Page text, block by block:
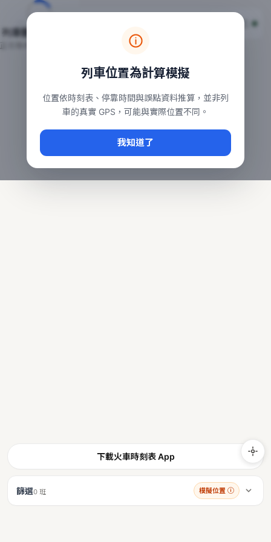
台鐵列車即時位置地圖
本頁顯示目前全台鐵運行中的列車位置，涵蓋自強、普悠瑪、
常用查詢：
、台中車站即時動態
台鐵即時動態
下載火車時刻表 App
篩選0 班 模擬位置 ⓘ
列車位置為計算模擬
位置依時刻表、停靠時間與誤點資料推算，並非列
車的真實 GPS，可能與實際位置不同。
我知道了
列車動態載入中…